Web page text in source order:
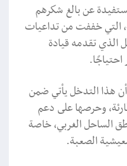
عن بالغ شكرهم
التي خففت من تداعيات
الذي تقدمه قيادة
احتياجًا.
أن هذا التدخل يأتي ضمن
وحرصها على دعم
الساحل الغربي، خاصة
الصعبة.